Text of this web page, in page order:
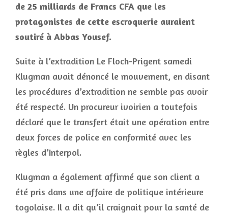
de 25 milliards de Francs CFA que les
protagonistes de cette escroquerie auraient
soutiré à Abbas Yousef.
Suite à l’extradition Le Floch-Prigent samedi
Klugman avait dénoncé le mouvement, en disant
les procédures d’extradition ne semble pas avoir
été respecté. Un procureur ivoirien a toutefois
déclaré que le transfert était une opération entre
deux forces de police en conformité avec les
règles d’Interpol.
Klugman a également affirmé que son client a
été pris dans une affaire de politique intérieure
togolaise. Il a dit qu’il craignait pour la santé de